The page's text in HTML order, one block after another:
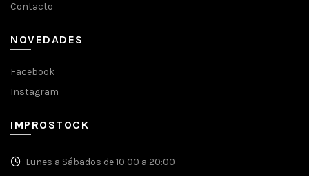
Contacto
NOVEDADES
Facebook
Instagram
IMPROSTOCK
Lunes a Sábados de 10:00 a 20:00